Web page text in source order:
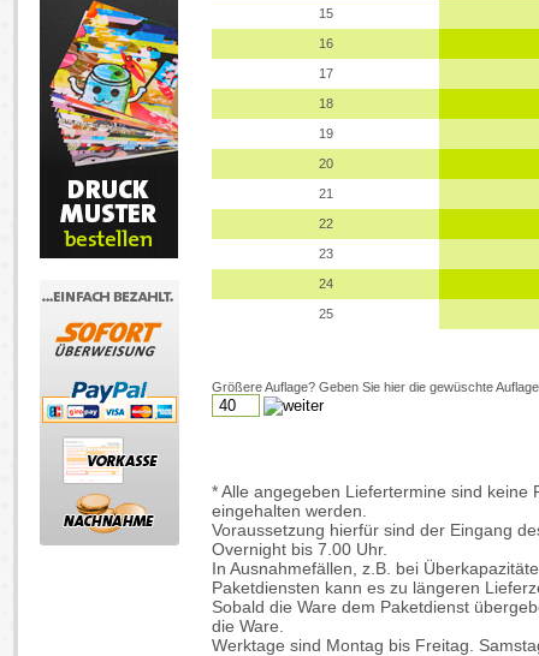
15
16
17
18
19
20
21
22
23
24
25
Größere Auflage? Geben Sie hier die gewüschte
* Alle angegeben Liefertermine sind
eingehalten werden.
Voraussetzung hierfür sind der Eingang
Overnight bis 7.00 Uhr.
In Ausnahmefällen, z.B. bei
Paketdiensten kann es zu längeren
Sobald die Ware dem Paketdienst
die Ware.
Werktage sind Montag bis Freitag.